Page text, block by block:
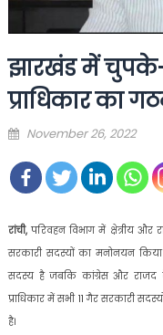
झारखंड में चुपके-
प्राधिकार का
Posted
November 26, 2022
रांची,परिवहन विभाग में क्षेत्रीय और
सरकारी सदस्यों का मनोनयन
सदस्य है जबकि कांग्रेस और राजद
प्राधिकार में सभी 11 गैर सरकारी
है।